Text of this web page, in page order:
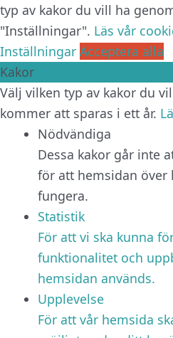
typ av kakor du vill ha
"Inställningar". Läs vår
Inställningar Acceptera alla
Kakor
Välj vilken typ av kakor du
kommer att sparas i ett år.
Nödvändiga
Dessa kakor går inte
för att hemsidan över
fungera.
Statistik
För att vi ska kunna
funktionalitet och
hemsidan används.
Upplevelse
För att vår hemsida